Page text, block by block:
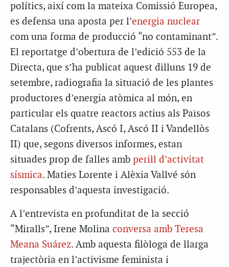
polítics, així com la mateixa Comissió Europea,
es defensa una aposta per l’energia nuclear
com una forma de producció “no contaminant”.
El reportatge d’obertura de l’edició 553 de la
Directa, que s’ha publicat aquest dilluns 19 de
setembre, radiografia la situació de les plantes
productores d’energia atòmica al món, en
particular els quatre reactors actius als Països
Catalans (Cofrents, Ascó I, Ascó II i Vandellòs
II) que, segons diversos informes, estan
situades prop de falles amb perill d’activitat
sísmica. Maties Lorente i Alèxia Vallvé són
responsables d’aquesta investigació.
A l’entrevista en profunditat de la secció
“Miralls”, Irene Molina conversa amb Teresa
Meana Suárez. Amb aquesta filòloga de llarga
trajectòria en l’activisme feminista i